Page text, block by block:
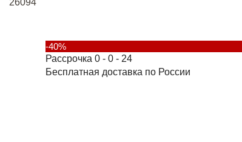
26094
-40%
Рассрочка 0 - 0 - 24
Бесплатная доставка по России